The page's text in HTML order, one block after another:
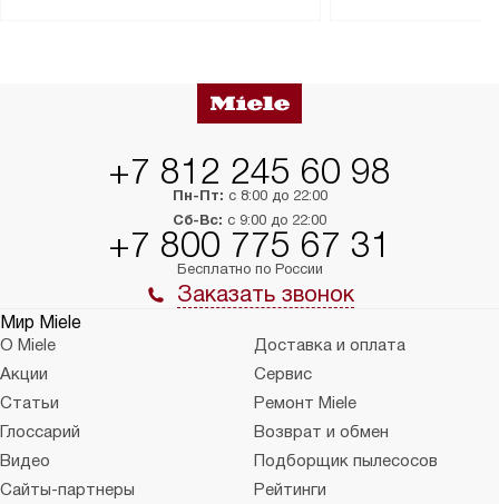
+7 812 245 60 98
Пн-Пт: с 8:00 до 22:00
Сб-Вс: с 9:00 до 22:00
+7 800 775 67 31
Бесплатно по России
Заказать звонок
Мир Miele
О Miele
Доставка и оплата
Акции
Сервис
Статьи
Ремонт Miele
Глоссарий
Возврат и обмен
Видео
Подборщик пылесосов
Сайты-партнеры
Рейтинги